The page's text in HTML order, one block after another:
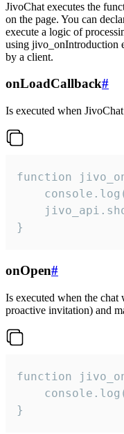
JivoChat executes the
on the page. You can
execute a logic of
using jivo_onIntroduction
by a client.
onLoadCallback#
Is executed when
function
}
onOpen#
Is executed when the
proactive invitation) and
function
}